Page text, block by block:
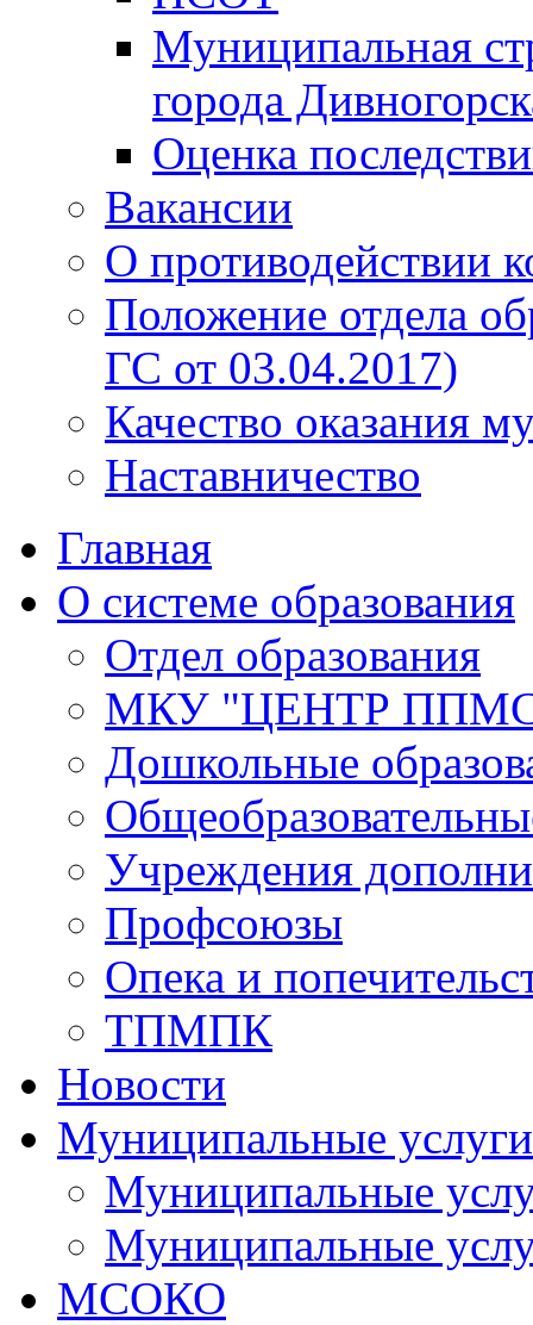
Муниципальная
города
Оценка
Вакансии
О противодействии
Положение отдела
ГС от 03.04.2017)
Качество оказания
Наставничество
Главная
О системе образования
Отдел образования
МКУ "ЦЕНТР
Дошкольные
Учреждения
Профсоюзы
Опека и
ТПМПК
Новости
Муниципальные услуги
Муниципальные
Муниципальные
МСОКО